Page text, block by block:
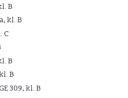
B
kl. B
C
B
B
309, kl. B